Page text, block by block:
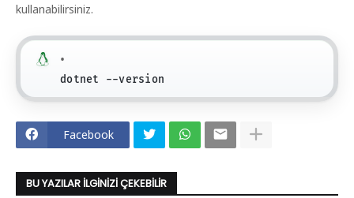
kullanabilirsiniz.
dotnet --version
Facebook
BU YAZILAR İLGINIZI ÇEKEBILIR